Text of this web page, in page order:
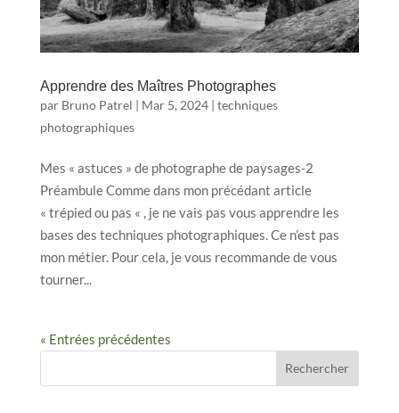
Apprendre des Maîtres Photographes
par Bruno Patrel | Mar 5, 2024| techniques
photographiques
Mes « astuces » de photographe de paysages-2
Préambule Comme dans mon précédant article
« trépied ou pas « , je ne vais pas vous apprendre les
bases des techniques photographiques. Ce n’est pas
mon métier. Pour cela, je vous recommande de vous
tourner...
« Entrées précédentes
Rechercher